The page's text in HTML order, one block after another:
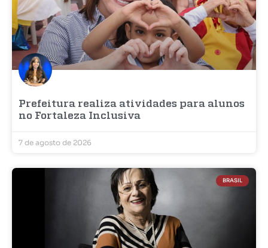
Prefeitura realiza atividades para alunos
no Fortaleza Inclusiva
7 de agosto de 2026
BRASIL